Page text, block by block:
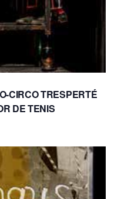
CIRCO TRESPERTÉ
DE TENIS